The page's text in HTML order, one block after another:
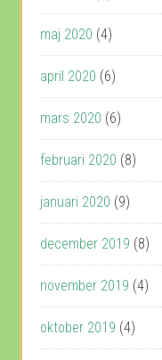
maj 2020 (4)
april 2020 (6)
mars 2020 (6)
februari 2020 (8)
januari 2020 (9)
december 2019 (8)
november 2019 (4)
oktober 2019 (4)